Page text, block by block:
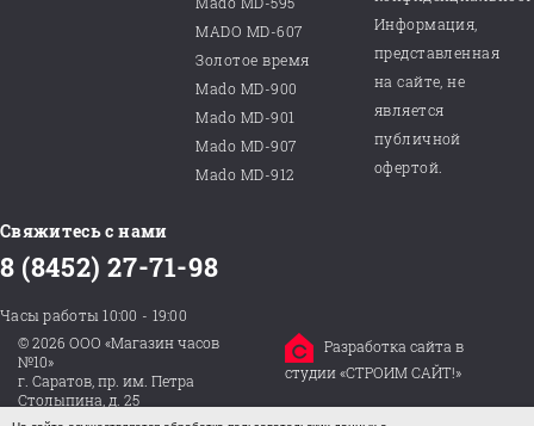
MADO MD-607
Золотое время
Mado MD-900
Mado MD-901
Mado MD-907
Mado MD-912
Информация,
представленная
на сайте, не
является
публичной
офертой.
Свяжитесь с нами
8 (8452) 27-71-98
Часы работы 10:00 - 19:00
© 2026 ООО «Магазин часов
№10»
г. Саратов, пр. им. Петра
Столыпина, д. 25
Разработка сайта в
студии «СТРОИМ САЙТ!»